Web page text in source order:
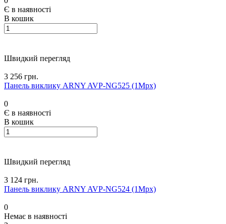
Є в наявності
В кошик
Швидкий перегляд
3 256 грн.
Панель виклику ARNY AVP-NG525 (1Mpx)
0
Є в наявності
В кошик
Швидкий перегляд
3 124 грн.
Панель виклику ARNY AVP-NG524 (1Mpx)
0
Немає в наявності